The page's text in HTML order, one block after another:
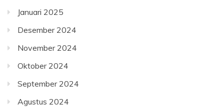
Januari 2025
Desember 2024
November 2024
Oktober 2024
September 2024
Agustus 2024